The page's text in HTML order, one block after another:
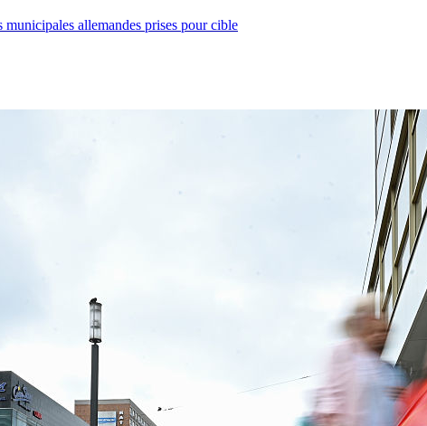
allemandes prises pour cible